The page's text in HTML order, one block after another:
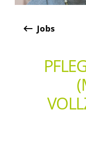
keyboard_backspace Jobs